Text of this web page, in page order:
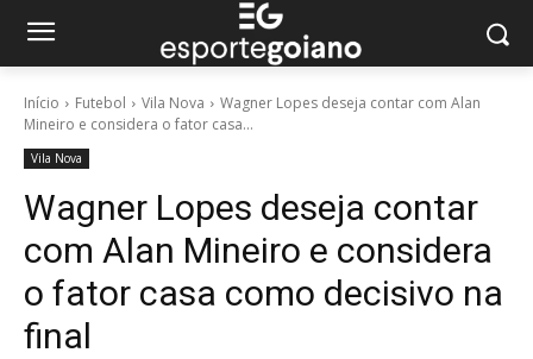
Início Futebol Vila Nova
Wagner Lopes deseja contar com Alan
Mineiro e considera o fator casa...
Vila Nova
Wagner Lopes deseja contar
com Alan Mineiro e considera
o fator casa como decisivo na
final